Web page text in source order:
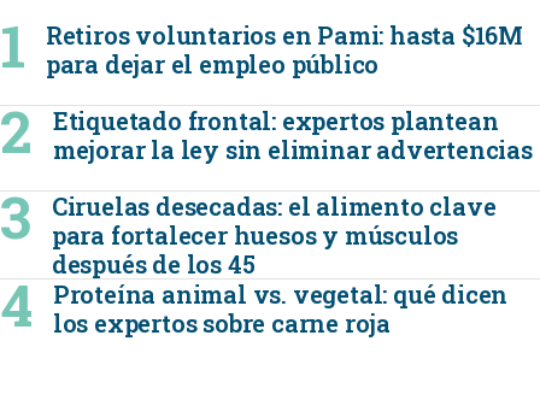
Retiros voluntarios en Pami: hasta $16M
para dejar el empleo público
Etiquetado frontal: expertos plantean
mejorar la ley sin eliminar advertencias
Ciruelas desecadas: el alimento clave
para fortalecer huesos y músculos
después de los 45
Proteína animal vs. vegetal: qué dicen
los expertos sobre carne roja